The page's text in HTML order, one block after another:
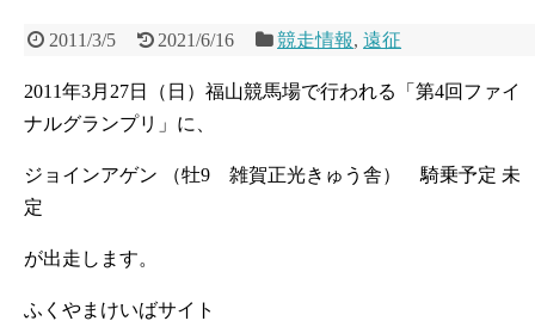
2011/3/5 2021/6/16 競走情報,遠征
2011年3月27日（日）福山競馬場で行われる「第4回ファイ
ナルグランプリ」に、
ジョインアゲン （牡9 雑賀正光きゅう舎） 騎乗予定 未
定
が出走します。
ふくやまけいばサイト